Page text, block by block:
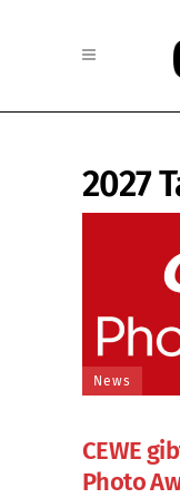
2027
News
CEWE
Photo